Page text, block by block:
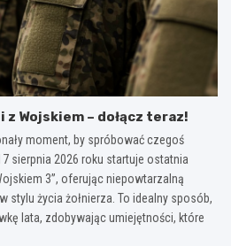
Wojskiem – dołącz teraz!
moment, by spróbować czegoś
sierpnia 2026 roku startuje ostatnia
3”, oferując niepowtarzalną
stylu życia żołnierza. To idealny sposób,
lata, zdobywając umiejętności, które